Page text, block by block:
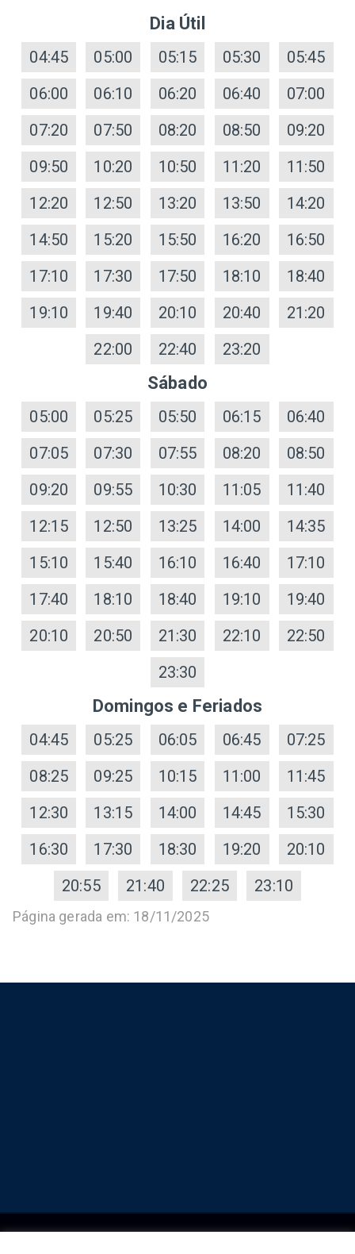
Dia Útil
04:45 05:00 05:15 05:30
05:45
06:00
06:10 06:20 06:40
07:00
07:20
07:50 08:20 08:50
09:20
09:50
10:20 10:50 11:20
11:50
12:20
12:50 13:20 13:50
14:20
14:50
15:20 15:50 16:20
16:50
17:10
17:30 17:50 18:10
18:40
19:10
19:40 20:10 20:40
21:20
22:00
22:40 23:20
Sábado
05:00 05:25 05:50 06:15
06:40
07:05
07:30 07:55 08:20
08:50
09:20
09:55 10:30 11:05
11:40
12:15
12:50 13:25 14:00
14:35
15:10
15:40 16:10 16:40
17:10
17:40
18:10 18:40 19:10
19:40
20:10
20:50 21:30 22:10
22:50
23:30
Domingos e Feriados
04:45 05:25 06:05 06:45
07:25
08:25
09:25 10:15 11:00
11:45
12:30
13:15 14:00 14:45
15:30
16:30
17:30 18:30 19:20
20:10
20:55
21:40 22:25 23:10
Página gerada em: 18/11/2025